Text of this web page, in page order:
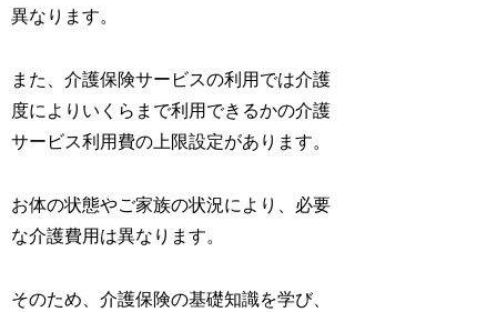
異なります。
また、介護保険サービスの利用では介護
度によりいくらまで利用できるかの介護
サービス利用費の上限設定があります。
お体の状態やご家族の状況により、必要
な介護費用は異なります。
そのため、介護保険の基礎知識を学び、